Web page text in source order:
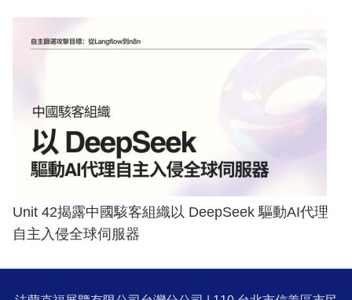
Unit 42揭露中國駭客組織以 DeepSeek 驅動AI代理
自主入侵全球伺服器